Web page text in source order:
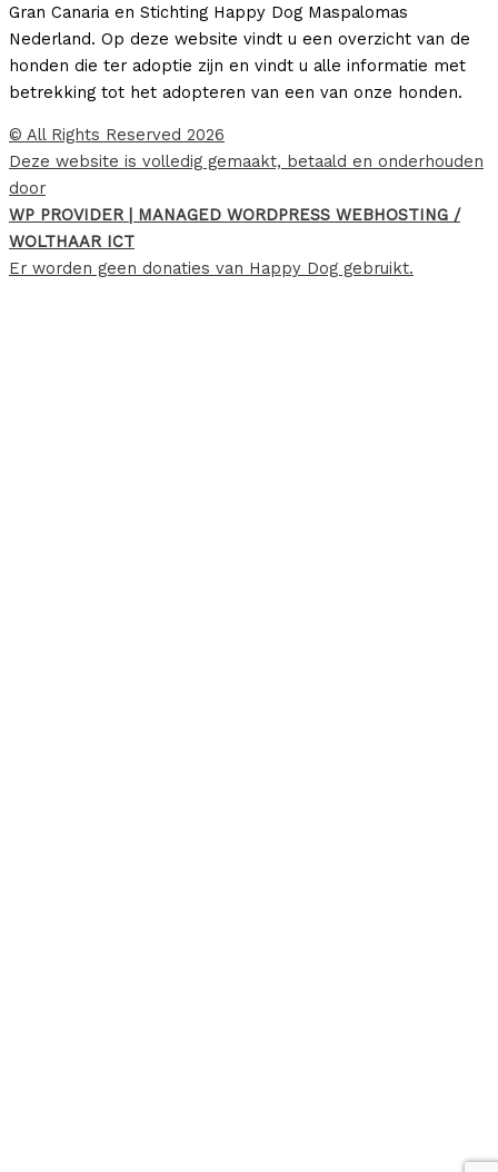
Gran Canaria en Stichting Happy Dog Maspalomas
Nederland. Op deze website vindt u een overzicht van de
honden die ter adoptie zijn en vindt u alle informatie met
betrekking tot het adopteren van een van onze honden.
© All Rights Reserved 2026
Deze website is volledig gemaakt, betaald en onderhouden
door
WP PROVIDER | MANAGED WORDPRESS WEBHOSTING /
WOLTHAAR ICT
Er worden geen donaties van Happy Dog gebruikt.